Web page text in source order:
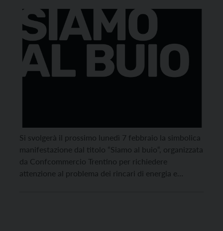
caro bollette
Si svolgerà il prossimo lunedì 7 febbraio la simbolica
manifestazione dal titolo “Siamo al buio“, organizzata
da Confcommercio Trentino per richiedere
attenzione al problema dei rincari di energia e